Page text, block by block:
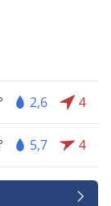
2,6 4
5,7 4